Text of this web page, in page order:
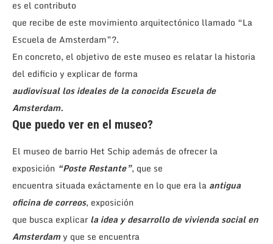
es el contributo
que recibe de este movimiento arquitectónico llamado “La
Escuela de Amsterdam”?.
En concreto, el objetivo de este museo es relatar la historia
del edificio y explicar de forma
audiovisual los ideales de la conocida Escuela de
Amsterdam.
Que puedo ver en el museo?
El museo de barrio Het Schip además de ofrecer la
exposición “Poste Restante”, que se
encuentra situada exáctamente en lo que era la antigua
oficina de correos, exposición
que busca explicar la idea y desarrollo de vivienda social en
Amsterdamy que se encuentra